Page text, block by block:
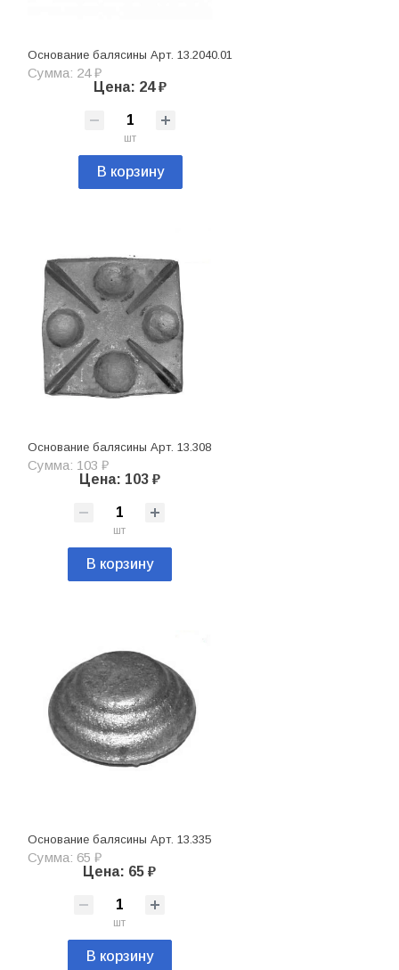
Основание балясины Арт. 13.2040.01
Сумма: 24 ₽
Цена: 24 ₽
шт
В корзину
Основание балясины Арт. 13.308
Сумма: 103 ₽
Цена: 103 ₽
шт
В корзину
Основание балясины Арт. 13.335
Сумма: 65 ₽
Цена: 65 ₽
шт
В корзину